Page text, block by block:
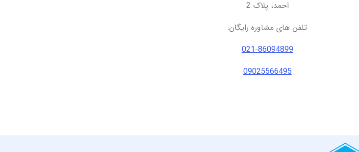
احمد، پلاک 2
تلفن های مشاوره رایگان:
021-86094899
09025566495